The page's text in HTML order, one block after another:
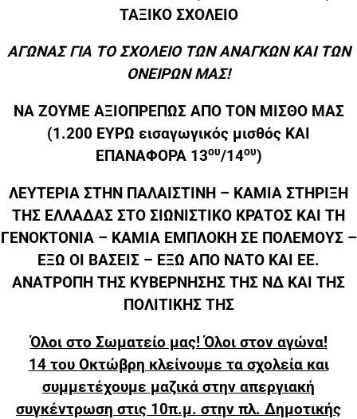
ΤΑΞΙΚΟ ΣΧΟΛΕΙΟ
ΑΓΩΝΑΣ ΓΙΑ ΤΟ ΣΧΟΛΕΙΟ ΤΩΝ ΑΝΑΓΚΩΝ ΚΑΙ ΤΩΝ
ΟΝΕΙΡΩΝ ΜΑΣ!
ΝΑ ΖΟΥΜΕ ΑΞΙΟΠΡΕΠΩΣ ΑΠΟ ΤΟΝ ΜΙΣΘΟ ΜΑΣ
(1.200 ΕΥΡΩ εισαγωγικός μισθός ΚΑΙ
ΕΠΑΝΑΦΟΡΑ 13ου/14ου)
ΛΕΥΤΕΡΙΑ ΣΤΗΝ ΠΑΛΑΙΣΤΙΝΗ – ΚΑΜΙΑ ΣΤΗΡΙΞΗ
ΤΗΣ ΕΛΛΑΔΑΣ ΣΤΟ ΣΙΩΝΙΣΤΙΚΟ ΚΡΑΤΟΣ ΚΑΙ ΤΗ
ΓΕΝΟΚΤΟΝΙΑ – ΚΑΜΙΑ ΕΜΠΛΟΚΗ ΣΕ ΠΟΛΕΜΟΥΣ –
ΕΞΩ ΟΙ ΒΑΣΕΙΣ – ΕΞΩ ΑΠΟ ΝΑΤΟ ΚΑΙ ΕΕ.
ΑΝΑΤΡΟΠΗ ΤΗΣ ΚΥΒΕΡΝΗΣΗΣ ΤΗΣ ΝΔ ΚΑΙ ΤΗΣ
ΠΟΛΙΤΙΚΗΣ ΤΗΣ
Όλοι στο Σωματείο μας! Όλοι στον αγώνα!
14 του Οκτώβρη κλείνουμε τα σχολεία και
συμμετέχουμε μαζικά στην απεργιακή
συγκέντρωση στις 10π.μ. στην πλ. Δημοτικής